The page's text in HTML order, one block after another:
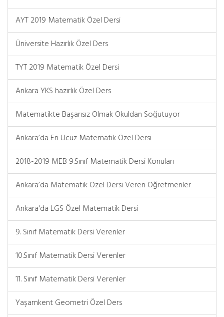
AYT 2019 Matematik Özel Dersi
Üniversite Hazırlık Özel Ders
TYT 2019 Matematik Özel Dersi
Ankara YKS hazırlık Özel Ders
Matematikte Başarısız Olmak Okuldan Soğutuyor
Ankara’da En Ucuz Matematik Özel Dersi
2018-2019 MEB 9.Sınıf Matematik Dersi Konuları
Ankara’da Matematik Özel Dersi Veren Öğretmenler
Ankara'da LGS Özel Matematik Dersi
9. Sınıf Matematik Dersi Verenler
10.Sınıf Matematik Dersi Verenler
11. Sınıf Matematik Dersi Verenler
Yaşamkent Geometri Özel Ders